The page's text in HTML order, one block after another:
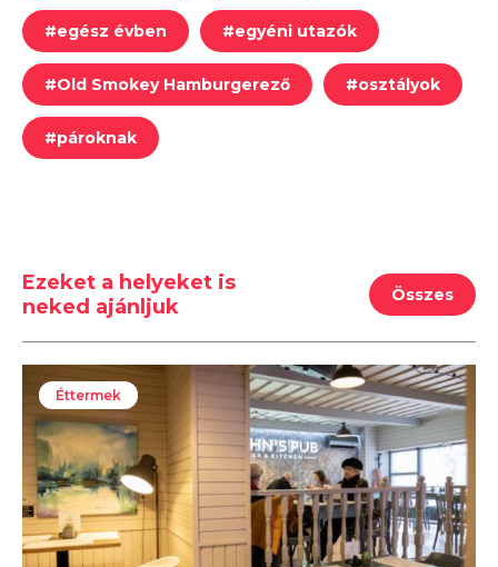
#egész évben #egyéni utazók
#Old Smokey Hamburgerező #osztályok
#pároknak
Ezeket a helyeket is
neked ajánljuk
Összes
Éttermek